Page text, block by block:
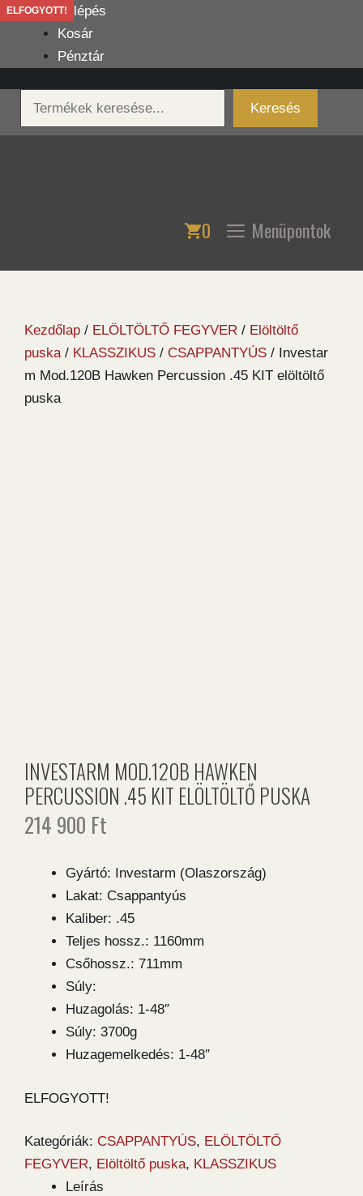
Kilépés
tartalomba
Belépés
Kosár
Pénztár
Keresés
Keresés
0 Menüpontok
Kezdőlap / ELÖLTÖLTŐ FEGYVER / Elöltöltő
puska / KLASSZIKUS / CSAPPANTYÚS / Investar
m Mod.120B Hawken Percussion .45 KIT elöltöltő
puska
ELFOGYOTT!
INVESTARM MOD.120B HAWKEN
PERCUSSION .45 KIT ELÖLTÖLTŐ PUSKA
214 900 Ft
Gyártó: Investarm (Olaszország)
Lakat: Csappantyús
Kaliber: .45
Teljes hossz.: 1160mm
Csőhossz.: 711mm
Súly:
Huzagolás: 1-48″
Súly: 3700g
Huzagemelkedés: 1-48″
ELFOGYOTT!
Kategóriák: CSAPPANTYÚS, ELÖLTÖLTŐ
FEGYVER, Elöltöltő puska, KLASSZIKUS
Leírás